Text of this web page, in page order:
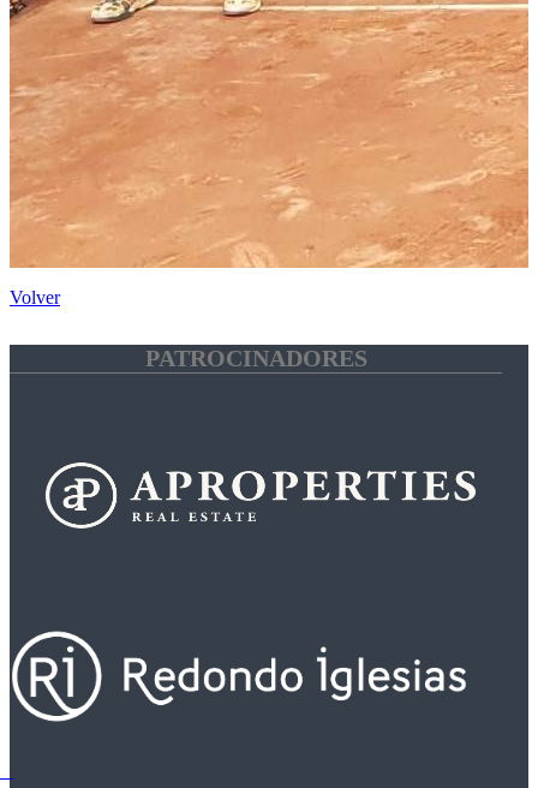
Volver
PATROCINADORES